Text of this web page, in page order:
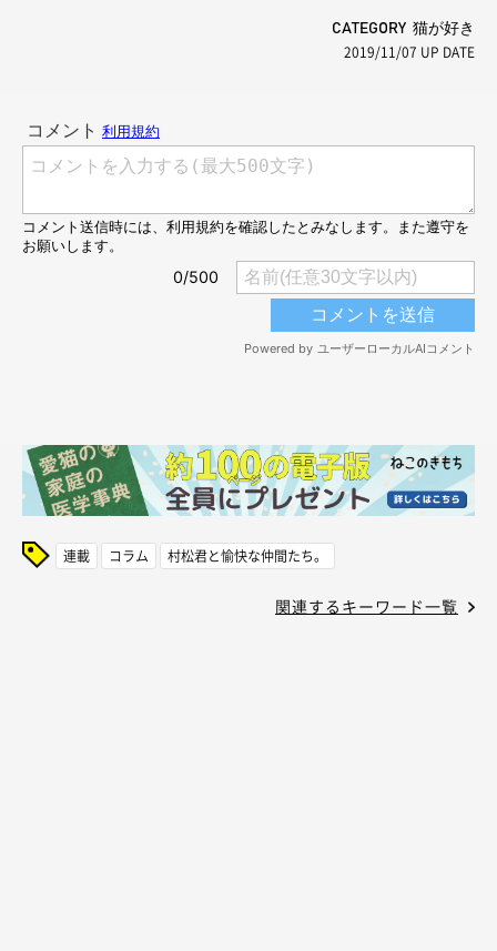
CATEGORY 猫が好き
2019/11/07 UP DATE
連載 コラム 村松君と愉快な仲間たち。
関連するキーワード一覧